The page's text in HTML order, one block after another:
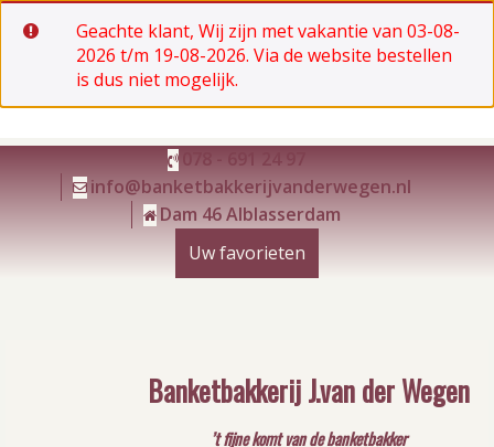
Geachte klant, Wij zijn met vakantie van 03-08-
2026 t/m 19-08-2026. Via de website bestellen
is dus niet mogelijk.
Ga
078 - 691 24 97
info@banketbakkerijvanderwegen.nl
Dam 46 Alblasserdam
Uw favorieten
Banketbakkerij J.van der Wegen
’t fijne komt van de banketbakker